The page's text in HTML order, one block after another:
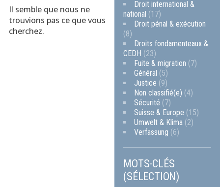
Il semble que nous ne
trouvions pas ce que vous
cherchez.
Droit international &
national (17)
Droit pénal & exécution
(8)
Droits fondamenteaux &
CEDH (23)
Fuite & migration (7)
Général (5)
Justice (9)
Non classifié(e) (4)
Sécurité (7)
Suisse & Europe (15)
Umwelt & Klima (2)
Verfassung (6)
MOTS-CLÉS
(SÉLECTION)